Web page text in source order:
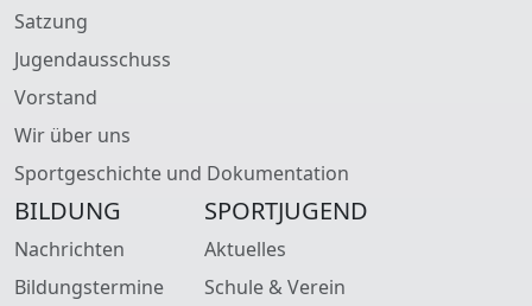
Satzung
Jugendausschuss
Vorstand
Wir über uns
Sportgeschichte und Dokumentation
BILDUNG
Nachrichten
Bildungstermine
SPORTJUGEND
Aktuelles
Schule & Verein